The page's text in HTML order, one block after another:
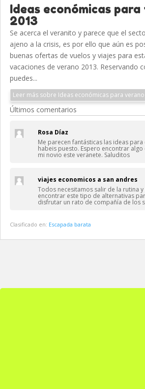
Ideas económicas
2013
Se acerca el veranito y parece que el
ajeno a la crisis, es por ello que aún es
buenas ofertas de vuelos y viajes para
vacaciones de verano 2013. Reservando
puedes...
Leer más sobre Ideas económicas para
Últimos comentarios
Rosa Díaz
Me parecen fantásticas las ideas
habeis puesto. Espero encontrar
mi novio este veranete. Saluditos
viajes economicos a san andres
Todos necesitamos salir de la rutina
encontrar este tipo de alternativas para escaparnos y
disfrutar un rato de compañía de los
Clasificado en: Escapada barata